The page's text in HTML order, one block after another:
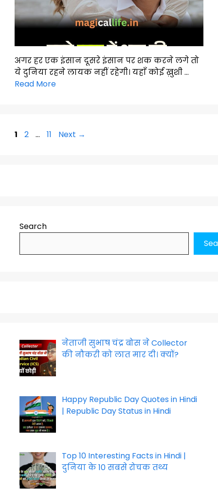
अगर हर एक इंसान दूसरे इंसान पर शक करने लगे तो
ये दुनिया रहने लायक नहीं रहेगी। यहाँ कोई ख़ुशी …
Read More
Page
1 Page
2 … Page
11 Next →
Search
नेताजी सुभाष चंद्र बोस ने Collector
की नौकरी को लात मार दी। क्यों?
Happy Republic Day Quotes in Hindi
| Republic Day Status in Hindi
Top 10 Interesting Facts in Hindi |
दुनिया के 10 सबसे रोचक तथ्य